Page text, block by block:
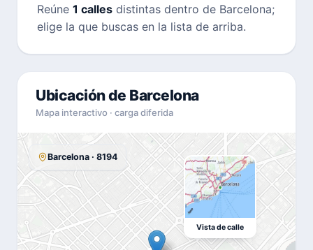
Reúne 1 calles distintas dentro de Barcelona;
elige la que buscas en la lista de arriba.
Ubicación de Barcelona
Mapa interactivo · carga diferida
Barcelona · 8194
Vista de calle